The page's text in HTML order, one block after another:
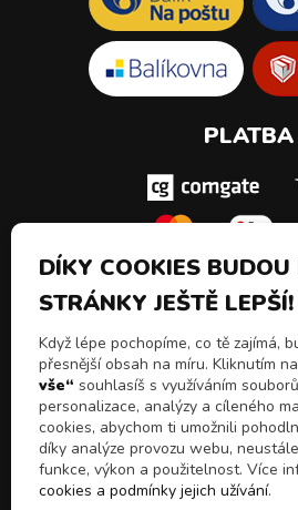
PLATBA
SLEDUJ
© 2026 Všechna práva
DÍKY COOKIES BUDOU
STRÁNKY JEŠTĚ LEPŠÍ!
Když lépe pochopíme, co tě zajímá,
přesnější obsah na míru. Kliknutím
vše“ souhlasíš s využíváním
personalizace, analýzy a cíleného
cookies, abychom ti umožnili
díky analýze provozu webu,
funkce, výkon a použitelnost. Více
cookies a podmínky jejich užívání.